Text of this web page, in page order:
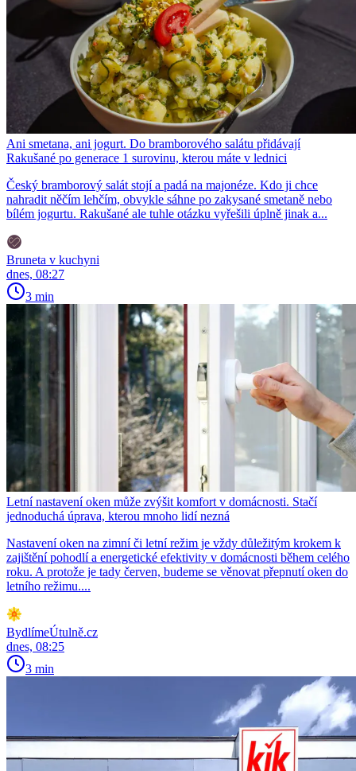
Ani smetana, ani jogurt. Do bramborového salátu přidávají
Rakušané po generace 1 surovinu, kterou máte v lednici
Český bramborový salát stojí a padá na majonéze. Kdo ji chce
nahradit něčím lehčím, obvykle sáhne po zakysané smetaně nebo
bílém jogurtu. Rakušané ale tuhle otázku vyřešili úplně jinak a...
Bruneta v kuchyni
dnes, 08:27
3 min
Letní nastavení oken může zvýšit komfort v domácnosti. Stačí
jednoduchá úprava, kterou mnoho lidí nezná
Nastavení oken na zimní či letní režim je vždy důležitým krokem k
zajištění pohodlí a energetické efektivity v domácnosti během celého
roku. A protože je tady červen, budeme se věnovat přepnutí oken do
letního režimu....
BydlímeÚtulně.cz
dnes, 08:25
3 min